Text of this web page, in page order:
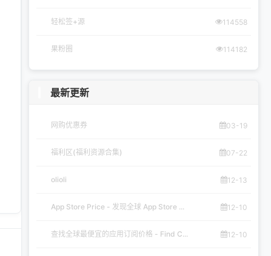
轻松签+源 114558
果粉圈 114182
最新更新
网购优惠券 03-19
福利区(福利资源合集) 07-22
olioli 12-13
App Store Price - 发现全球 App Store ... 12-10
查找全球最便宜的应用订阅价格 - Find C... 12-10